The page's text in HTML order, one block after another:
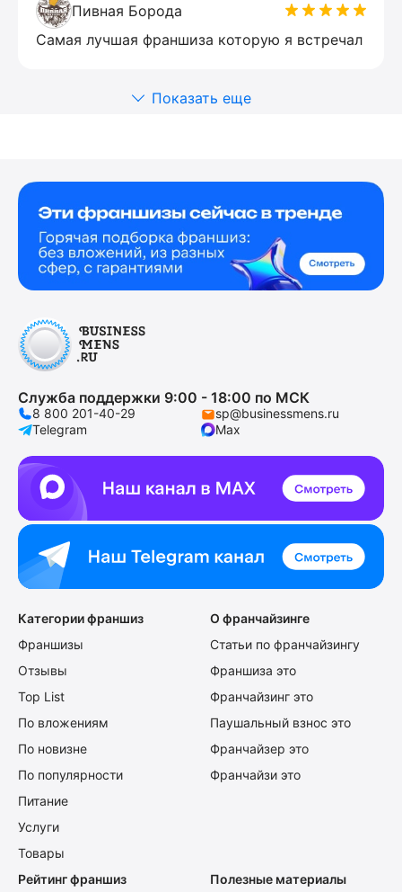
Пивная Борода
Самая лучшая франшиза которую я встречал
Показать еще
Служба поддержки 9:00 - 18:00 по МСК
8 800 201-40-29
sp@businessmens.ru
Telegram
Max
Категории франшиз
Франшизы
Отзывы
Top List
По вложениям
По новизне
По популярности
Питание
Услуги
Товары
О франчайзинге
Статьи по франчайзингу
Франшиза это
Франчайзинг это
Паушальный взнос это
Франчайзер это
Франчайзи это
Рейтинг франшиз
Полезные материалы